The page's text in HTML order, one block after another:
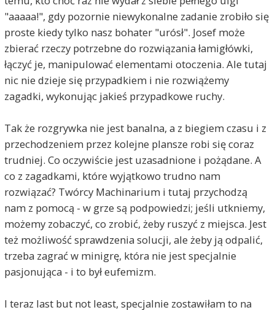
"aaaaa!", gdy pozornie niewykonalne zadanie zrobiło się
proste kiedy tylko nasz bohater "urósł". Josef może
zbierać rzeczy potrzebne do rozwiązania łamigłówki,
łączyć je, manipulować elementami otoczenia. Ale tutaj
nic nie dzieje się przypadkiem i nie rozwiążemy
zagadki, wykonując jakieś przypadkowe ruchy.
Tak że rozgrywka nie jest banalna, a z biegiem czasu i z
przechodzeniem przez kolejne plansze robi się coraz
trudniej. Co oczywiście jest uzasadnione i pożądane. A
co z zagadkami, które wyjątkowo trudno nam
rozwiązać? Twórcy Machinarium i tutaj przychodzą
nam z pomocą - w grze są podpowiedzi; jeśli utkniemy,
możemy zobaczyć, co zrobić, żeby ruszyć z miejsca. Jest
też możliwość sprawdzenia solucji, ale żeby ją odpalić,
trzeba zagrać w minigrę, która nie jest specjalnie
pasjonująca - i to był eufemizm.
I teraz last but not least, specjalnie zostawiłam to na